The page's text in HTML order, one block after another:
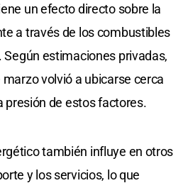
un efecto directo sobre la
a través de los combustibles
estimaciones privadas,
volvió a ubicarse cerca
presión de estos factores.
también influye en otros
y los servicios, lo que